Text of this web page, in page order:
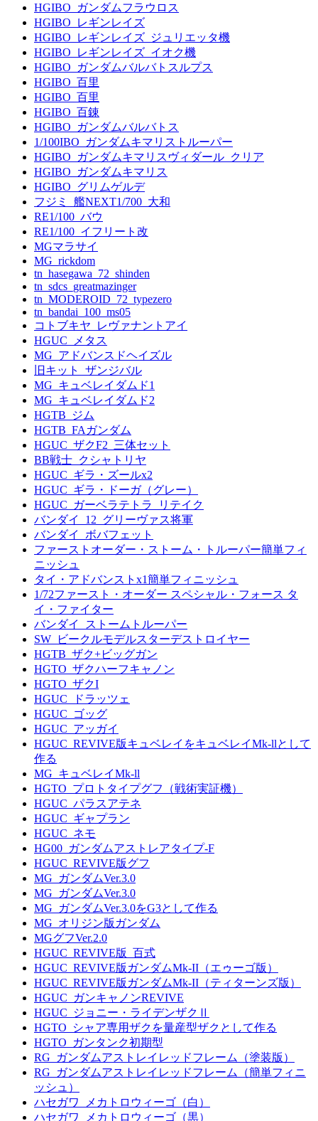
HGIBO_ガンダムフラウロス
HGIBO_レギンレイズ
HGIBO_レギンレイズ_ジュリエッタ機
HGIBO_レギンレイズ_イオク機
HGIBO_ガンダムバルバトスルプス
HGIBO_百里
HGIBO_百里
HGIBO_百錬
HGIBO_ガンダムバルバトス
1/100IBO_ガンダムキマリストルーパー
HGIBO_ガンダムキマリスヴィダール_クリア
HGIBO_ガンダムキマリス
HGIBO_グリムゲルデ
フジミ_艦NEXT1/700_大和
RE1/100_バウ
RE1/100_イフリート改
MGマラサイ
MG_rickdom
tn_hasegawa_72_shinden
tn_sdcs_greatmazinger
tn_MODEROID_72_typezero
tn_bandai_100_ms05
コトブキヤ_レヴァナントアイ
HGUC_メタス
MG_アドバンスドヘイズル
旧キット_ザンジバル
MG_キュベレイダムド1
MG_キュベレイダムド2
HGTB_ジム
HGTB_FAガンダム
HGUC_ザクF2_三体セット
BB戦士_クシャトリヤ
HGUC_ギラ・ズールx2
HGUC_ギラ・ドーガ（グレー）
HGUC_ガーベラテトラ_リテイク
バンダイ_12_グリーヴァス将軍
バンダイ_ボバフェット
ファーストオーダー・ストーム・トルーパー簡単フィ
ニッシュ
タイ・アドバンストx1簡単フィニッシュ
1/72ファースト・オーダー スペシャル・フォース タ
イ・ファイター
バンダイ_ストームトルーパー
SW_ビークルモデルスターデストロイヤー
HGTB_ザク+ビッグガン
HGTO_ザクハーフキャノン
HGTO_ザクI
HGUC_ドラッツェ
HGUC_ゴッグ
HGUC_アッガイ
HGUC_REVIVE版キュベレイをキュベレイMk-llとして
作る
MG_キュベレイMk-ll
HGTO_プロトタイプグフ（戦術実証機）
HGUC_パラスアテネ
HGUC_ギャプラン
HGUC_ネモ
HG00_ガンダムアストレアタイプ-F
HGUC_REVIVE版グフ
MG_ガンダムVer.3.0
MG_ガンダムVer.3.0
MG_ガンダムVer.3.0をG3として作る
MG_オリジン版ガンダム
MGグフVer.2.0
HGUC_REVIVE版_百式
HGUC_REVIVE版ガンダムMk-II（エゥーゴ版）
HGUC_REVIVE版ガンダムMk-II（ティターンズ版）
HGUC_ガンキャノンREVIVE
HGUC_ジョニー・ライデンザクⅡ
HGTO_シャア専用ザクを量産型ザクとして作る
HGTO_ガンタンク初期型
RG_ガンダムアストレイレッドフレーム（塗装版）
RG_ガンダムアストレイレッドフレーム（簡単フィニ
ッシュ）
ハセガワ_メカトロウィーゴ（白）
ハセガワ_メカトロウィーゴ（黒）